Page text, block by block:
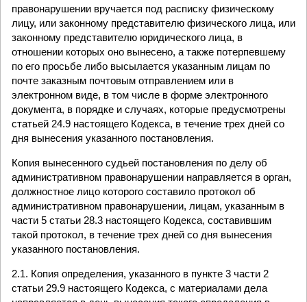
правонарушении вручается под расписку физическому
лицу, или законному представителю физического лица, или
законному представителю юридического лица, в
отношении которых оно вынесено, а также потерпевшему
по его просьбе либо высылается указанным лицам по
почте заказным почтовым отправлением или в
электронном виде, в том числе в форме электронного
документа, в порядке и случаях, которые предусмотрены
статьей 24.9 настоящего Кодекса, в течение трех дней со
дня вынесения указанного постановления.
Копия вынесенного судьей постановления по делу об
административном правонарушении направляется в орган,
должностное лицо которого составило протокол об
административном правонарушении, лицам, указанным в
части 5 статьи 28.3 настоящего Кодекса, составившим
такой протокол, в течение трех дней со дня вынесения
указанного постановления.
2.1. Копия определения, указанного в пункте 3 части 2
статьи 29.9 настоящего Кодекса, с материалами дела